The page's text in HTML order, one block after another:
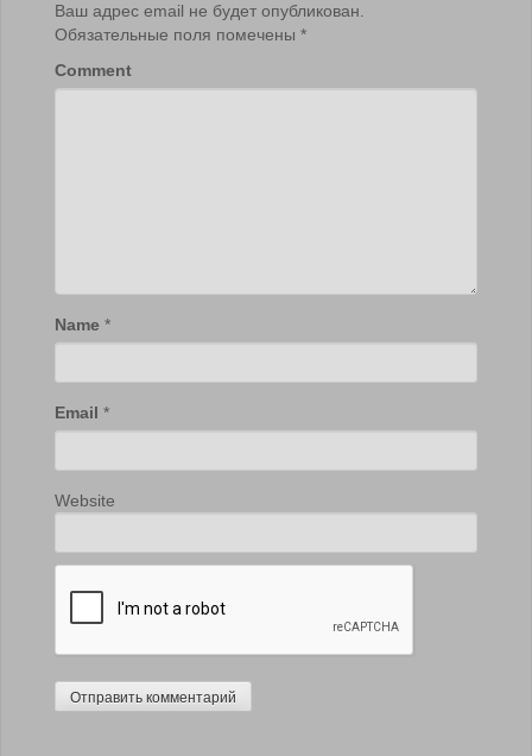
Ваш адрес email не будет опубликован.
Обязательные поля помечены *
Comment
Name *
Email *
Website